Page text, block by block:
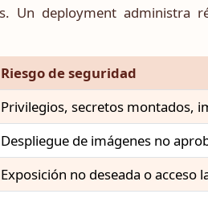
deployment administra
Riesgo de seguridad
Privilegios, secretos montados,
Despliegue de imágenes no
Exposición no deseada o acceso